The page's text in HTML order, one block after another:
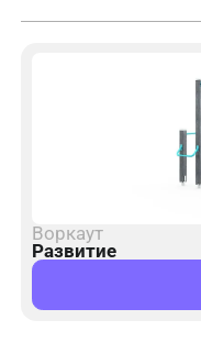
Воркаут
Развитие